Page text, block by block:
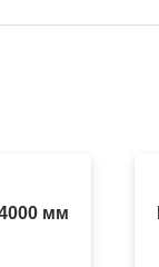
мм